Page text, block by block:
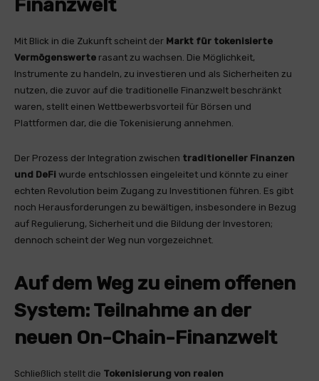
Finanzwelt
Mit Blick in die Zukunft scheint der Markt für tokenisierte
Vermögenswerte rasant zu wachsen. Die Möglichkeit,
Instrumente zu handeln, zu investieren und als Sicherheiten zu
nutzen, die zuvor auf die traditionelle Finanzwelt beschränkt
waren, stellt einen Wettbewerbsvorteil für Börsen und
Plattformen dar, die die Tokenisierung annehmen.
Der Prozess der Integration zwischen traditioneller Finanzen
und DeFi wurde entschlossen eingeleitet und könnte zu einer
echten Revolution beim Zugang zu Investitionen führen. Es gibt
noch Herausforderungen zu bewältigen, insbesondere in Bezug
auf Regulierung, Sicherheit und die Bildung der Investoren;
dennoch scheint der Weg nun vorgezeichnet.
Auf dem Weg zu einem offenen
System: Teilnahme an der
neuen On-Chain-Finanzwelt
Schließlich stellt die Tokenisierung von realen